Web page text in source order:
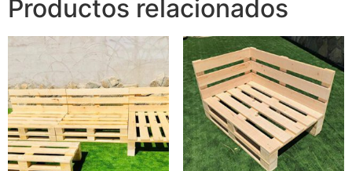
Conjunto rinconera Sofá
Palets Europeo
(320x120cm) + Mesa
(80x48cm)
249,95€ IVA incluido
Añadir al carrito
Chaiselonge / Sofá
PALETS 120x80cm
84,95€ IVA incluido
Añadir al carrito